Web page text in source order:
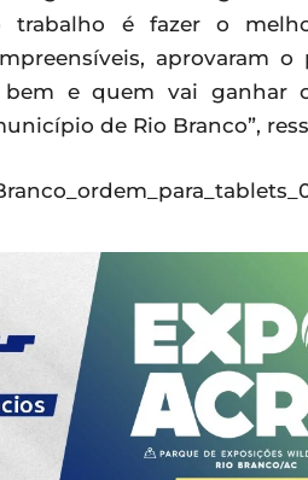
trabalho é fazer o
aprovaram
e quem vai ganhar
de Rio Branco”,